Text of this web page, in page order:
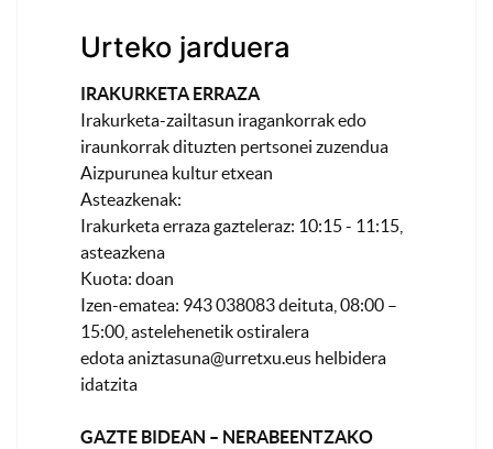
Urteko jarduera
IRAKURKETA ERRAZA
Irakurketa-zailtasun iragankorrak edo
iraunkorrak dituzten pertsonei zuzendua
Aizpurunea kultur etxean
Asteazkenak:
Irakurketa erraza gazteleraz: 10:15 - 11:15,
asteazkena
Kuota: doan
Izen-ematea: 943 038083 deituta, 08:00 –
15:00, astelehenetik ostiralera
edotaaniztasuna@urretxu.eus helbidera
idatzita
GAZTE BIDEAN – NERABEENTZAKO